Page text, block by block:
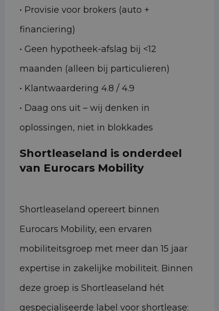
• Provisie voor brokers (auto +
financiering)
• Geen hypotheek-afslag bij <12
maanden (alleen bij particulieren)
• Klantwaardering 4.8 / 4.9
• Daag ons uit – wij denken in
oplossingen, niet in blokkades
Shortleaseland is onderdeel
van Eurocars Mobility
Shortleaseland opereert binnen
Eurocars Mobility, een ervaren
mobiliteitsgroep met meer dan 15 jaar
expertise in zakelijke mobiliteit. Binnen
deze groep is Shortleaseland hét
gespecialiseerde label voor shortlease: